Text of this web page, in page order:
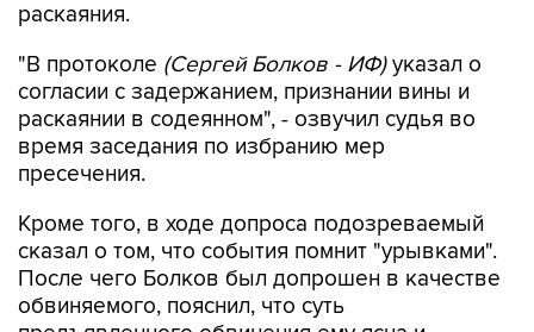
раскаяния.
"В протоколе (Сергей Болков - ИФ)указал о
согласии с задержанием, признании вины и
раскаянии в содеянном", - озвучил судья во
время заседания по избранию мер
пресечения.
Кроме того, в ходе допроса подозреваемый
сказал о том, что события помнит "урывками".
После чего Болков был допрошен в качестве
обвиняемого, пояснил, что суть